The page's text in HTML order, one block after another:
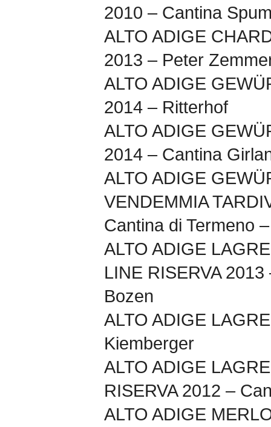
2010 – Cantina
ALTO ADIGE
2013 – Peter
ALTO ADIGE
2014 – Ritterhof
ALTO ADIGE
2014 – Cantina
ALTO ADIGE
VENDEMMIA
Cantina di Termeno
ALTO ADIGE
LINE RISERVA
Bozen
ALTO ADIGE
Kiemberger
ALTO ADIGE
RISERVA 2012 –
ALTO ADIGE